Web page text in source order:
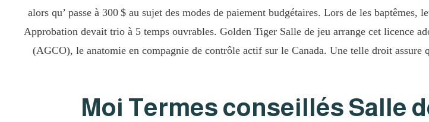
alors qu’ passe à 300 $ au sujet des modes de paiement budgétaires. Lors de les
Approbation devait trio à 5 temps ouvrables. Golden Tiger Salle de jeu arrange cet licence
(AGCO), le anatomie en compagnie de contrôle actif sur le Canada. Une telle droit assure
Moi Termes conseillés Salle